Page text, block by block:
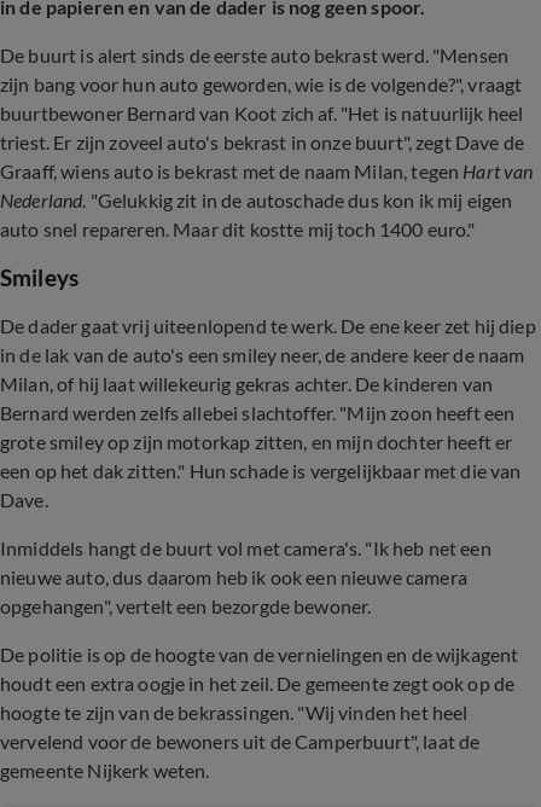
in de papieren en van de dader is nog geen spoor.
De buurt is alert sinds de eerste auto bekrast werd. "Mensen
zijn bang voor hun auto geworden, wie is de volgende?", vraagt
buurtbewoner Bernard van Koot zich af. "Het is natuurlijk heel
triest. Er zijn zoveel auto's bekrast in onze buurt", zegt Dave de
Graaff, wiens auto is bekrast met de naam Milan, tegen Hart van
Nederland. "Gelukkig zit in de autoschade dus kon ik mij eigen
auto snel repareren. Maar dit kostte mij toch 1400 euro."
Smileys
De dader gaat vrij uiteenlopend te werk. De ene keer zet hij diep
in de lak van de auto's een smiley neer, de andere keer de naam
Milan, of hij laat willekeurig gekras achter. De kinderen van
Bernard werden zelfs allebei slachtoffer. "Mijn zoon heeft een
grote smiley op zijn motorkap zitten, en mijn dochter heeft er
een op het dak zitten." Hun schade is vergelijkbaar met die van
Dave.
Inmiddels hangt de buurt vol met camera's. "Ik heb net een
nieuwe auto, dus daarom heb ik ook een nieuwe camera
opgehangen", vertelt een bezorgde bewoner.
De politie is op de hoogte van de vernielingen en de wijkagent
houdt een extra oogje in het zeil. De gemeente zegt ook op de
hoogte te zijn van de bekrassingen. "Wij vinden het heel
vervelend voor de bewoners uit de Camperbuurt", laat de
gemeente Nijkerk weten.